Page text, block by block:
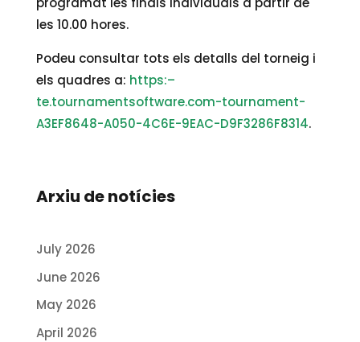
les 10.00 hores.
Podeu consultar tots els detalls del torneig i
els quadres a: https:–
te.tournamentsoftware.com-tournament-
A3EF8648-A050-4C6E-9EAC-D9F3286F8314.
Arxiu de notícies
July 2026
June 2026
May 2026
April 2026